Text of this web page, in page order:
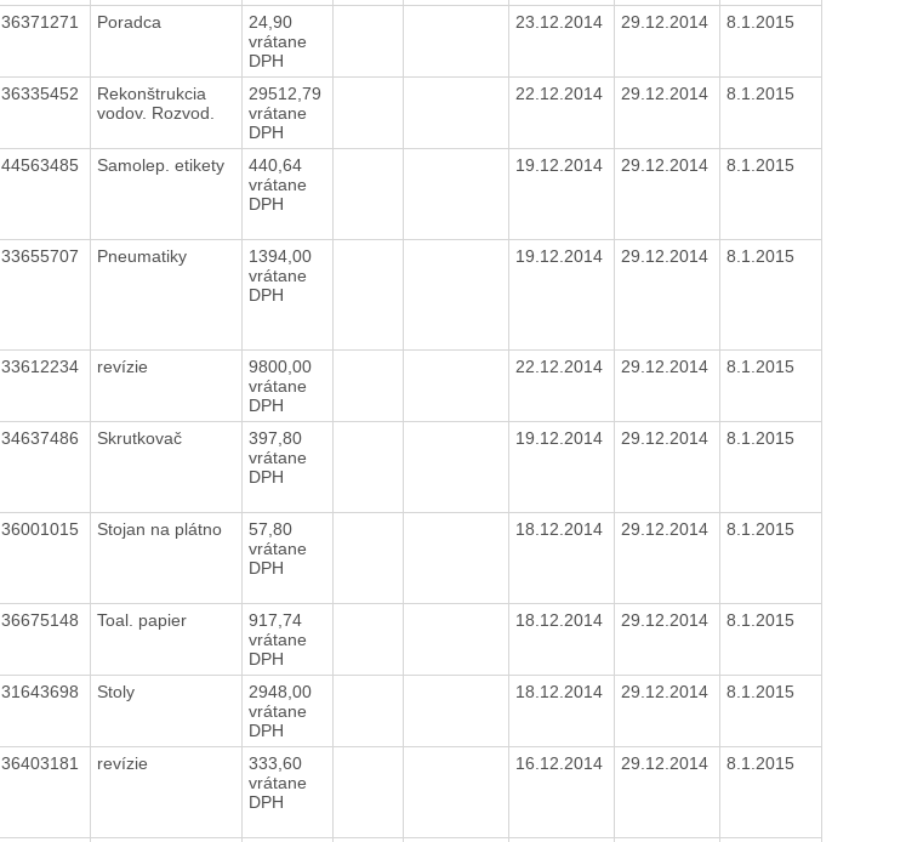
36371271 Poradca
24,90
vrátane
DPH
23.12.2014 29.12.2014 8.1.2015
36335452
Rekonštrukcia
vodov. Rozvod.
29512,79
vrátane
DPH
22.12.2014 29.12.2014 8.1.2015
44563485 Samolep. etikety
440,64
vrátane
DPH
19.12.2014 29.12.2014 8.1.2015
33655707 Pneumatiky
1394,00
vrátane
DPH
19.12.2014 29.12.2014 8.1.2015
33612234 revízie
9800,00
vrátane
DPH
22.12.2014 29.12.2014 8.1.2015
34637486 Skrutkovač
397,80
vrátane
DPH
19.12.2014 29.12.2014 8.1.2015
36001015 Stojan na plátno
57,80
vrátane
DPH
18.12.2014 29.12.2014 8.1.2015
36675148 Toal. papier
917,74
vrátane
DPH
18.12.2014 29.12.2014 8.1.2015
31643698 Stoly
2948,00
vrátane
DPH
18.12.2014 29.12.2014 8.1.2015
36403181 revízie
333,60
vrátane
DPH
16.12.2014 29.12.2014 8.1.2015